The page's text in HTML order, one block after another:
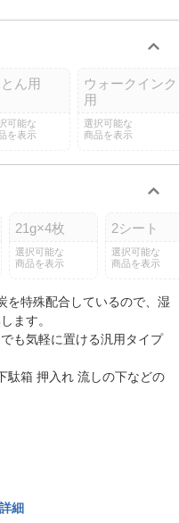
ん用
可能な
を表示
ウォークイン
用
選択可能な
商品を表示
21g×4枚
選択可能な
商品を表示
2シート
選択可能な
商品を表示
を特殊配合しているので、湿
ます。
も気軽に置ける汎用タイプ
駄箱 押入れ 流しの下などの
詳細